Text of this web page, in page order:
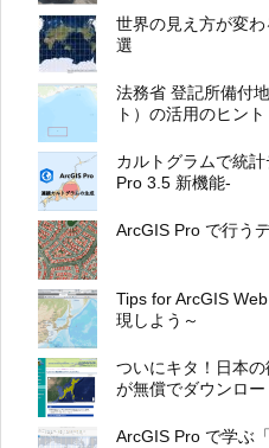
世界の見え方が変
選
法務省 登記所備付
ト）の活用のヒント
カルトグラムで統
Pro 3.5 新機能-
ArcGIS Pro で行う
Tips for ArcGIS
現しよう～
ついにキタ！日本
が無償でダウンロー
ArcGIS Pro で学ぶ